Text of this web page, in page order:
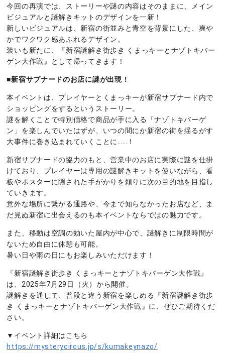
今回の再演では、ストーリーや謎の内容はそのままに、
メイン
ビジュアルと謎解きキットのデザインを一新！
新しいビジュアルは、新宿の街並みと青空を背景にした、爽や
かでワクワク感あふれるデザイン。
装いも新たに、『新宿謎解き街歩き くまっキーとナゾトキバー
ゲン大作戦』として帰ってきます！
■新宿サブナードのお店に謎が出現！
本イベントは、プレイヤーとくまっキーが新宿サブナード内で
ショッピングをするというストーリー。
謎を解くことで特別価格で商品が手に入る「ナゾトキバーゲ
ン」を楽しんでいたはずが、いつの間にか新宿の街を揺るがす
大事件に巻き込まれていくことに……！
新宿サブナードの協力のもと、営業中のお店に実際に謎を仕掛
けており、プレイヤーは専用の謎解きキットを使いながら、看
板やポスターに隠された手がかりを頼りに次の目的地を目指し
ていきます。
意外な場所に繋がる通路や、今まで知らなかったお店など、ま
だ見ぬ新宿に出会えるのも本イベントならではの魅力です。
また、移動は空調の効いた屋内が中心で、謎解きに制限時間が
ないため自由に休憩も可能。
暑い日や雨の日にもお楽しみいただけます！
『新宿謎解き街歩き くまっキーとナゾトキバーゲン大作戦』
は、2025年7月29日（火）から開催。
謎解きを通して、普段と違う新宿を楽しめる『新宿謎解き街歩
き くまっキーとナゾトキバーゲン大作戦』に、ぜひご期待くだ
さい。
▼イベント詳細はこちら
https://mysterycircus.jp/s/kumakeynazo/